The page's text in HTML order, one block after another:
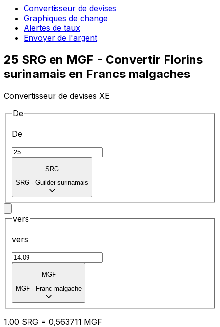
Convertisseur de devises
Graphiques de change
Alertes de taux
Envoyer de l'argent
25 SRG en MGF - Convertir Florins
surinamais en Francs malgaches
Convertisseur de devises XE
De
De
SRG
SRG - Guilder surinamais
vers
vers
MGF
MGF - Franc malgache
1.00 SRG = 0,563711 MGF